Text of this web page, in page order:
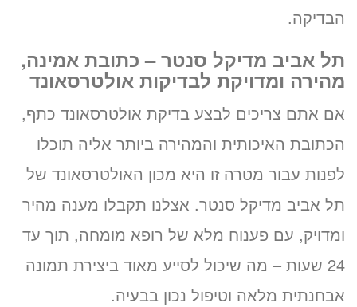
הבדיקה.
תל אביב מדיקל סנטר – כתובת אמינה,
מהירה ומדויקת לבדיקות אולטרסאונד
אם אתם צריכים לבצע בדיקת אולטרסאונד כתף,
הכתובת האיכותית והמהירה ביותר אליה תוכלו
לפנות עבור מטרה זו היא מכון האולטרסאונד של
תל אביב מדיקל סנטר. אצלנו תקבלו מענה מהיר
ומדויק, עם פענוח מלא של רופא מומחה, תוך עד
24 שעות – מה שיכול לסייע מאוד ביצירת תמונה
אבחנתית מלאה וטיפול נכון בבעיה.